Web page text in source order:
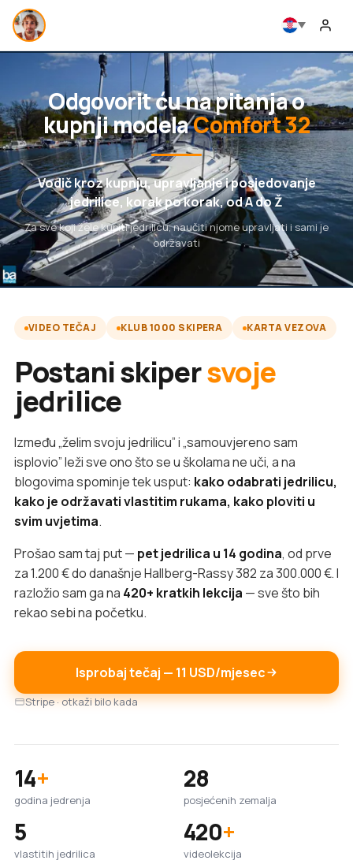
Odgovorit ću na pitanja o
kupnji modelaComfort 32
Vodič kroz kupnju, upravljanje i posjedovanje
jedrilice, korak po korak, od A do Ž
Za sve koji žele kupiti jedrilicu, naučiti njome upravljati i sami je
održavati
VIDEO TEČAJ KLUB 1000 SKIPERA KARTA VEZOVA
Postani skipersvoje
jedrilice
Između „želim svoju jedrilicu” i „samouvjereno sam
isplovio” leži sve ono što se u školama ne uči, a na
blogovima spominje tek usput: kako odabrati jedrilicu,
kako je održavati vlastitim rukama, kako ploviti u
svim uvjetima.
Prošao sam taj put — pet jedrilica u 14 godina, od prve
za 1.200 € do današnje Hallberg-Rassy 382 za 300.000 €. I
razložio sam ga na 420+ kratkih lekcija — sve što bih
rekao sebi na početku.
Isprobaj tečaj — 11 USD/mjesec
Stripe · otkaži bilo kada
14+
godina jedrenja
28
posjećenih zemalja
5
vlastitih jedrilica
420+
videolekcija